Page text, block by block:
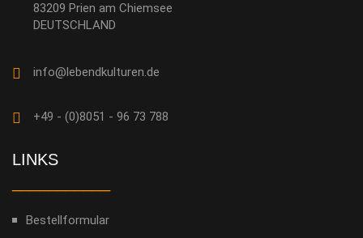
83209 Prien am Chiemsee
DEUTSCHLAND
info@lebendkulturen.de
+49 - (0)8051 - 96 73 788
LINKS
Bestellformular